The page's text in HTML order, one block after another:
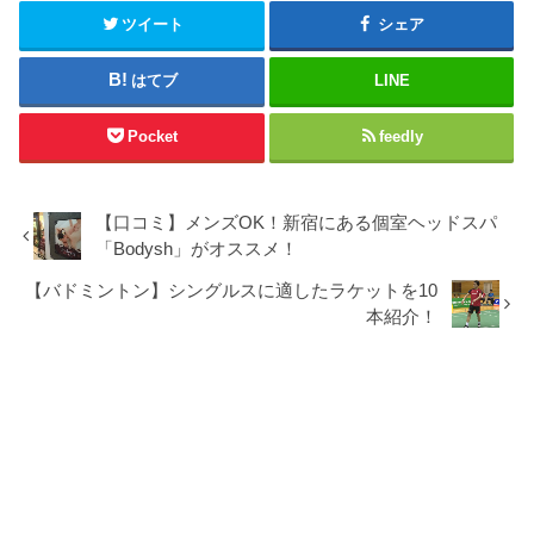
ツイート シェア
はてブ LINE
Pocket feedly
【口コミ】メンズOK！新宿にある個室ヘッドスパ
「Bodysh」がオススメ！
【バドミントン】シングルスに適したラケットを10
本紹介！